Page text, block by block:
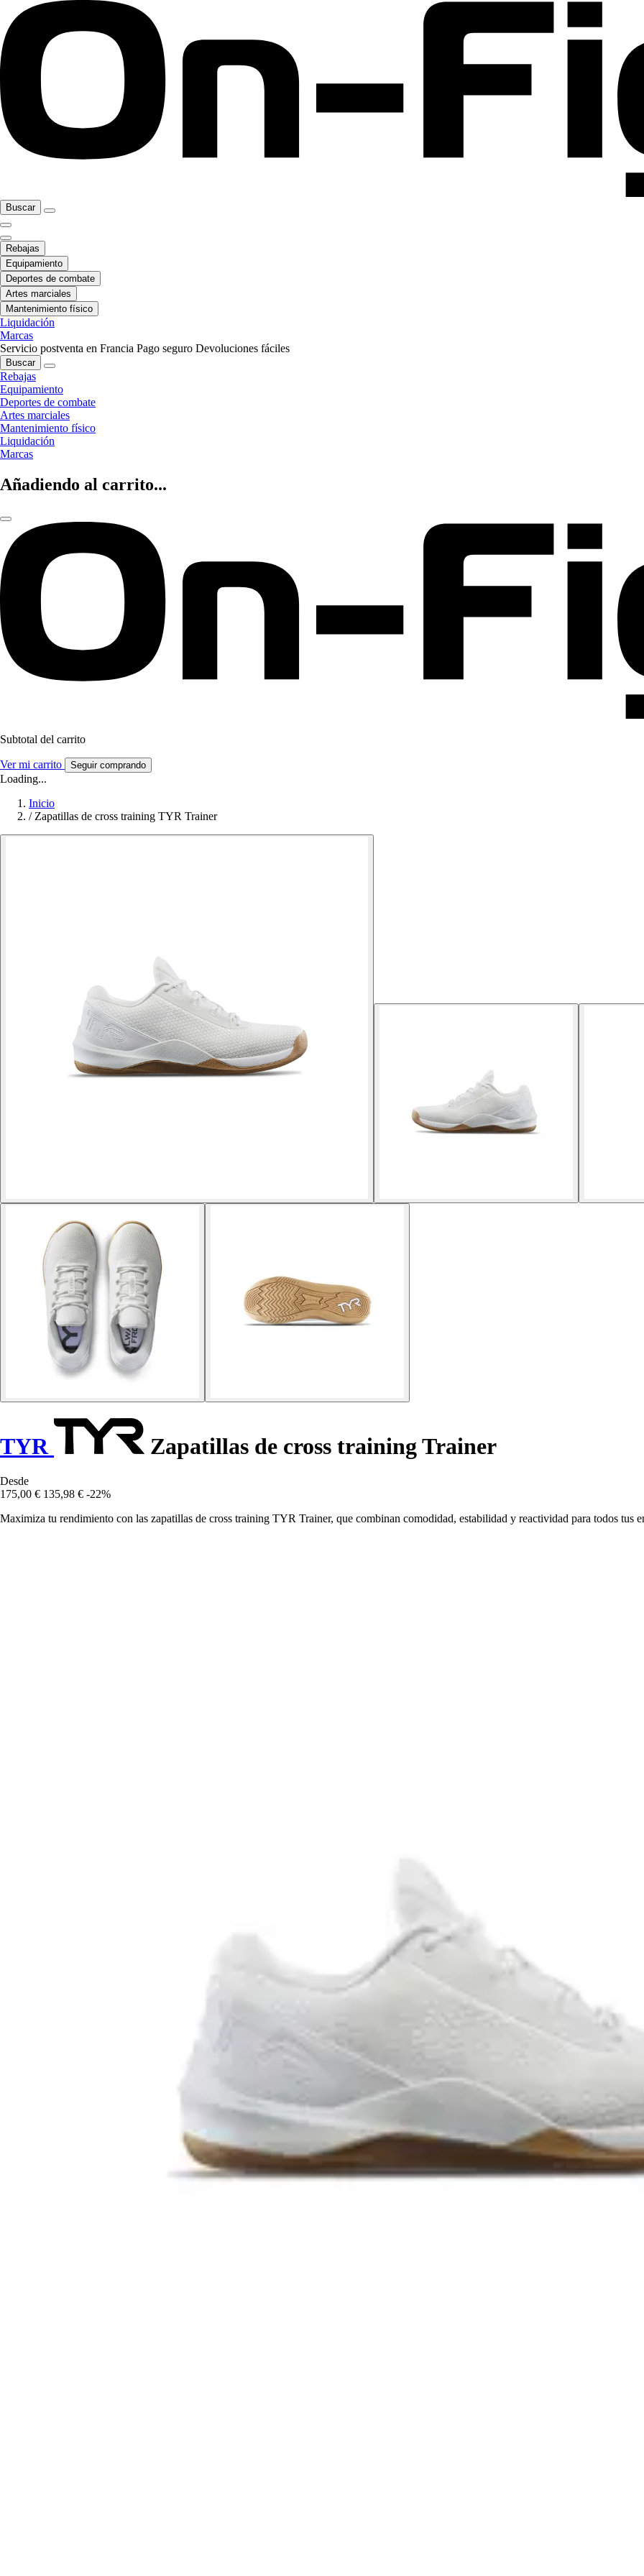
Buscar
Rebajas
Equipamiento
Deportes de combate
Artes marciales
Mantenimiento físico
Liquidación
Marcas
Servicio postventa en Francia Pago seguro Devoluciones fáciles
Buscar
Rebajas
Equipamiento
Deportes de combate
Artes marciales
Mantenimiento físico
Liquidación
Marcas
Añadiendo al carrito...
Subtotal del carrito
Ver mi carrito Seguir comprando
Loading...
Inicio
/ Zapatillas de cross training TYR Trainer
TYR Zapatillas de cross training Trainer
Desde
175,00 € 135,98 € -22%
Maximiza tu rendimiento con las zapatillas de cross training TYR Trainer, que combinan comodidad, estabilidad y reactividad para todos tus